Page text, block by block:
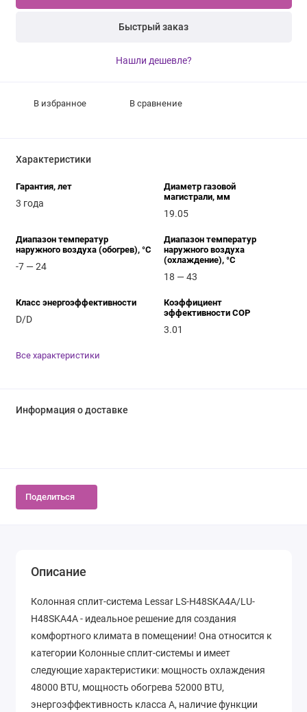
Быстрый заказ
Нашли дешевле?
В избранное В сравнение
Характеристики
Гарантия, лет
3 года
Диаметр газовой
магистрали, мм
19.05
Диапазон температур
наружного воздуха (обогрев), °C
-7 — 24
Диапазон температур
наружного воздуха
(охлаждение), °C
18 — 43
Класс энергоэффективности
D/D
Коэффициент
эффективности COP
3.01
Все характеристики
Информация о доставке
Поделиться
Описание
Колонная сплит-система Lessar LS-H48SKA4A/LU-
H48SKA4A - идеальное решение для создания
комфортного климата в помещении! Она относится к
категории Колонные сплит-системы и имеет
следующие характеристики: мощность охлаждения
48000 BTU, мощность обогрева 52000 BTU,
энергоэффективность класса А, наличие функции